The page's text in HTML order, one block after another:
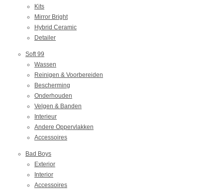
Kits
Mirror Bright
Hybrid Ceramic
Detailer
Soft 99
Wassen
Reinigen & Voorbereiden
Bescherming
Onderhouden
Velgen & Banden
Interieur
Andere Oppervlakken
Accessoires
Bad Boys
Exterior
Interior
Accessoires